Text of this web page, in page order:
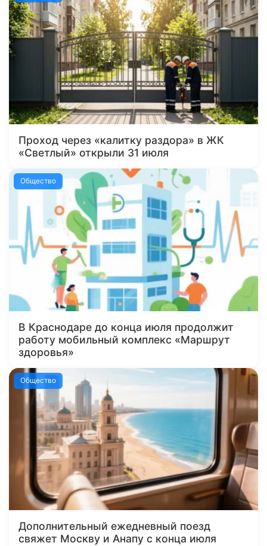
Проход через «калитку раздора» в ЖК
«Светлый» открыли 31 июля
Общество
В Краснодаре до конца июля продолжит
работу мобильный комплекс «Маршрут
здоровья»
Общество
Дополнительный ежедневный поезд
свяжет Москву и Анапу с конца июля